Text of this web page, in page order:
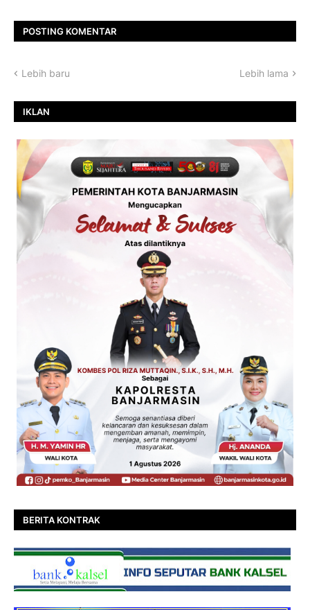
POSTING KOMENTAR
Lebih baru Lebih lama
IKLAN
BERITA KONTRAK